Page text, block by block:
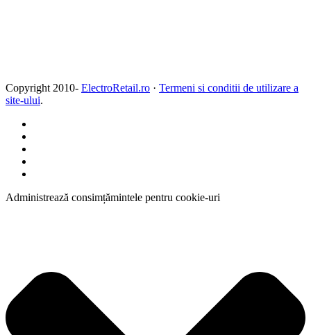
Copyright 2010- ElectroRetail.ro · Termeni si conditii de utilizare a
site-ului.
Administrează consimțămintele pentru cookie-uri